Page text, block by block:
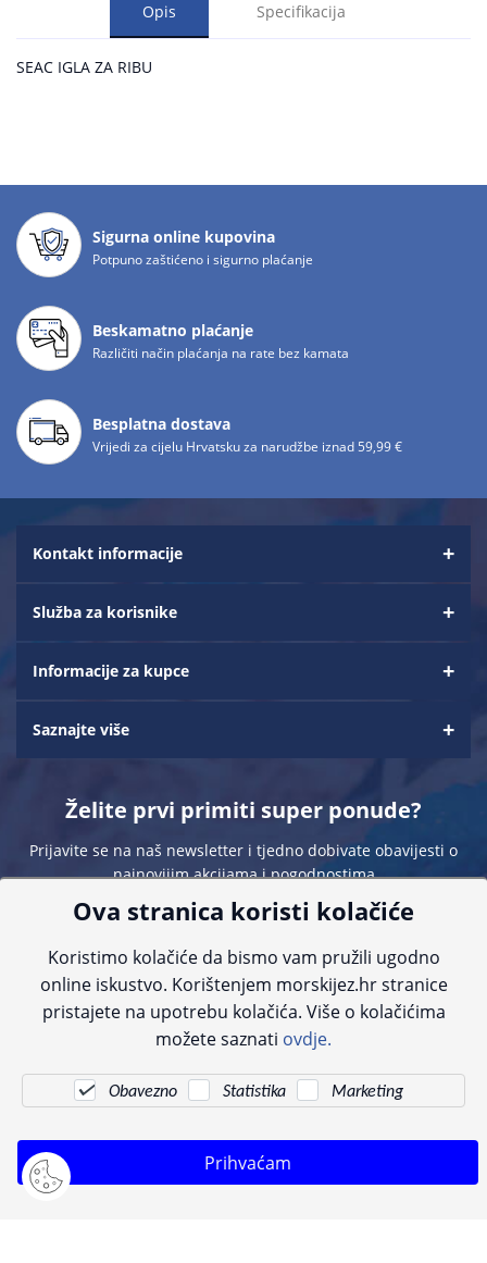
Opis Specifikacija
SEAC IGLA ZA RIBU
Sigurna online kupovina
Potpuno zaštićeno i sigurno plaćanje
Beskamatno plaćanje
Različiti način plaćanja na rate bez kamata
Besplatna dostava
Vrijedi za cijelu Hrvatsku za narudžbe iznad 59,99 €
Kontakt informacije
Služba za korisnike
Informacije za kupce
Saznajte više
Želite prvi primiti super ponude?
Prijavite se na naš newsletter i tjedno dobivate obavijesti o
najnovijim akcijama i pogodnostima
Sve navedene cijene sadrže PDV. Pokušavamo osigurati što preciznije
informacije, ali zbog tehnoloških ograničenja ne možemo garantirati potpunu
kontaktirajte nas putem telefona:+385 23 231 761ili e-maila:info@morskijez.hr
Ova stranica koristi kolačiće
Koristimo kolačiće da bismo vam pružili ugodno
online iskustvo. Korištenjem morskijez.hr stranice
pristajete na upotrebu kolačića. Više o kolačićima
možete saznati ovdje.
Obavezno Statistika Marketing
Prihvaćam